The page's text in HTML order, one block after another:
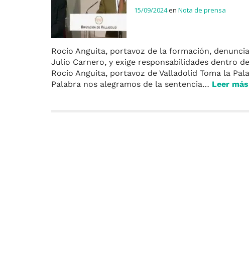
15/09/2024en Nota de prensa
Rocío Anguita, portavoz de la formación,
Julio Carnero, y exige responsabilidades dentro
Rocío Anguita, portavoz de Valladolid Toma la
Palabra nos alegramos de la sentencia… Leer